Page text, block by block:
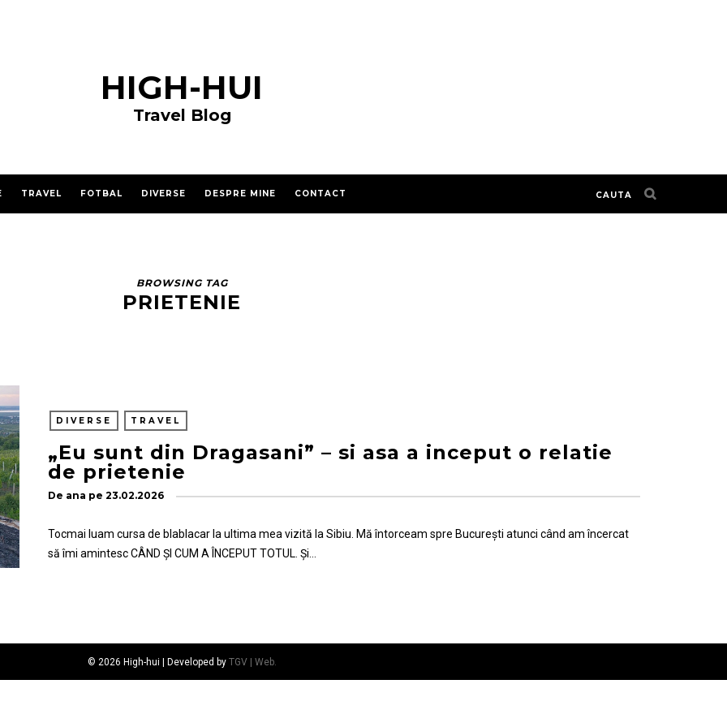
HIGH-HUI
Travel Blog
CAUTA
TRAVEL FOTBAL DIVERSE DESPRE MINE CONTACT
BROWSING TAG
PRIETENIE
DIVERSE TRAVEL
„Eu sunt din Dragasani” – si asa a inceput o relatie
de prietenie
De ana pe 23.02.2026
Tocmai luam cursa de blablacar la ultima mea vizită la Sibiu. Mă întorceam spre București atunci când am încercat
să îmi amintesc CÂND ȘI CUM A ÎNCEPUT TOTUL. Și…
© 2026 High-hui | Developed by TGV | Web.